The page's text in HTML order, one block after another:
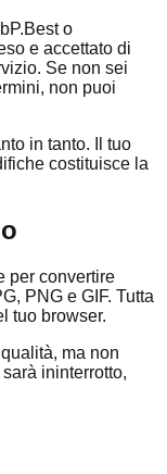
o
e accettato di
Se non sei
non puoi
in tanto. Il tuo
costituisce la
per convertire
PNG e GIF. Tutta
tuo browser.
ma non
ininterrotto,